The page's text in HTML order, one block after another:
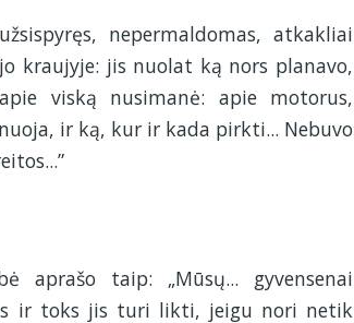
nepermaldomas, atkakliai
kraujyje: jis nuolat ką nors planavo,
viską nusimanė: apie motorus,
ir ką, kur ir kada pirkti... Nebuvo
aprašo taip: „Mūsų... gyvensenai
ir toks jis turi likti, jeigu nori netik